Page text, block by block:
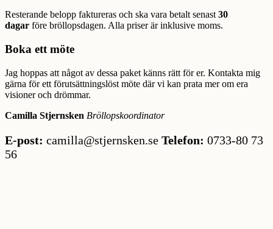
Resterande belopp faktureras och ska vara betalt senast 30
dagar före bröllopsdagen. Alla priser är inklusive moms.
Boka ett möte
Jag hoppas att något av dessa paket känns rätt för er. Kontakta mig
gärna för ett förutsättningslöst möte där vi kan prata mer om era
visioner och drömmar.
Camilla Stjernsken Bröllopskoordinator
E-post: camilla@stjernsken.se Telefon: 0733-80 73
56